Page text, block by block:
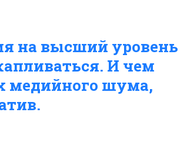
на высший уровень
И чем
медийного шума,